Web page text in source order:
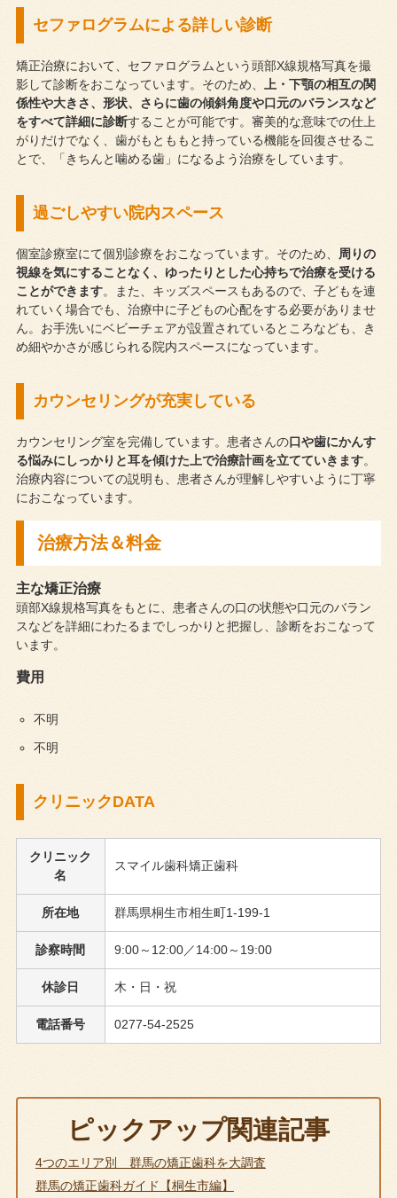
セファログラムによる詳しい診断
矯正治療において、セファログラムという頭部X線規格写真を撮
影して診断をおこなっています。そのため、
上・下顎の相互の関
係性や大きさ、形状、さらに歯の傾斜角度や口元のバランスなど
をすべて詳細に診断することが可能です。審美的な意味での仕上
がりだけでなく、歯がもとももと持っている機能を回復させるこ
とで、「きちんと噛める歯」になるよう治療をしています。
過ごしやすい院内スペース
個室診療室にて個別診療をおこなっています。そのため、 周りの
視線を気にすることなく、ゆったりとした心持ちで治療を受ける
ことができます。また、キッズスペースもあるので、子どもを連
れていく場合でも、治療中に子どもの心配をする必要がありませ
ん。お手洗いにベビーチェアが設置されているところなども、き
め細やかさが感じられる院内スペースになっています。
カウンセリングが充実している
カウンセリング室を完備しています。患者さんの口や歯にかんす
る悩みにしっかりと耳を傾けた上で治療計画を立てていきます。
治療内容についての説明も、患者さんが理解しやすいように丁寧
におこなっています。
治療方法＆料金
主な矯正治療
頭部X線規格写真をもとに、患者さんの口の状態や口元のバラン
スなどを詳細にわたるまでしっかりと把握し、診断をおこなって
います。
費用
不明
不明
クリニックDATA
クリニック
名
スマイル歯科矯正歯科
所在地 群馬県桐生市相生町1-199-1
診察時間 9:00～12:00／14:00～19:00
休診日 木・日・祝
電話番号 0277-54-2525
ピックアップ関連記事
4つのエリア別 群馬の矯正歯科を大調査
群馬の矯正歯科ガイド【桐生市編】